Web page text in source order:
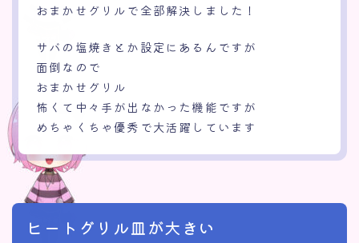
おまかせグリルで全部解決しました！
サバの塩焼きとか設定にあるんですが
面倒なので
おまかせグリル
怖くて中々手が出なかった機能ですが
めちゃくちゃ優秀で大活躍しています
ヒートグリル皿が大きい